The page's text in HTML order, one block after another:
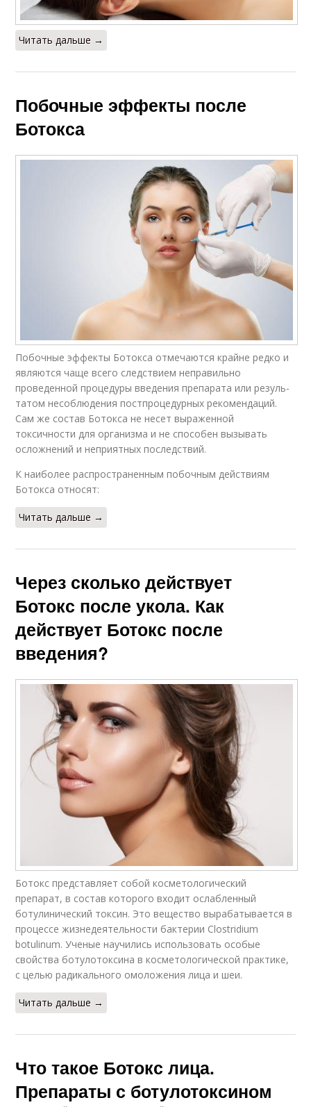
Читать дальше →
Побочные эффекты после
Ботокса
Побочные эффекты Ботокса отме­ча­ются крайне редко и
являются чаще всего следствием непра­виль­но
проведенной процедуры введения препарата или ре­зуль­
та­том несоблюдения пост­про­це­дур­ных рекомендаций.
Сам же состав Ботокса не несет выраженной
токсичности для организма и не способен вызывать
осложнений и неприятных последствий.
К наиболее распространенным побочным действиям
Ботокса относят:
Читать дальше →
Через сколько действует
Ботокс после укола. Как
действует Ботокс после
введения?
Ботокс представляет собой кос­ме­то­ло­гический
препарат, в состав которого входит ослабленный
ботулинический токсин. Это ве­щес­тво вырабатывается в
про­цес­се жизнедеятельности бактерии Clostridium
botulinum. Ученые научились использовать особые
свойства ботулотоксина в кос­ме­тологической практике,
с целью радикального омоложения лица и шеи.
Читать дальше →
Что такое Ботокс лица.
Препараты с ботулотоксином